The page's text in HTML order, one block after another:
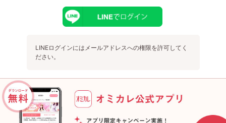
LINEログインにはメールアドレスへの権限を許可してく
ださい。